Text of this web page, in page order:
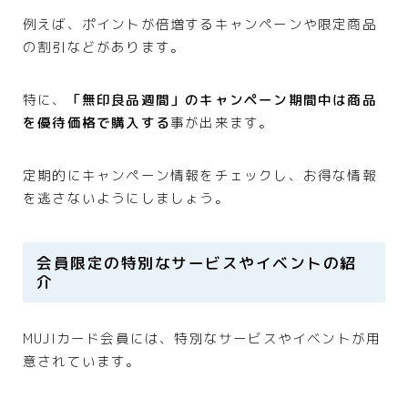
例えば、ポイントが倍増するキャンペーンや限定商品
の割引などがあります。
特に、
「無印良品週間」のキャンペーン期間中は商品
を優待価格で購入する事が出来ます。
定期的にキャンペーン情報をチェックし、お得な情報
を逃さないようにしましょう。
会員限定の特別なサービスやイベントの紹
介
MUJIカード会員には、特別なサービスやイベントが用
意されています。